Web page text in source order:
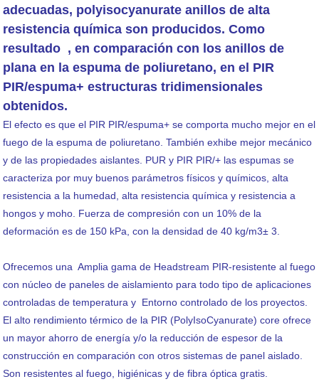
adecuadas, polyisocyanurate anillos de alta
resistencia química son producidos. Como
resultado , en comparación con los anillos de
plana en la espuma de poliuretano, en el PIR
PIR/espuma+ estructuras tridimensionales
obtenidos.
El efecto es que el PIR PIR/espuma+ se comporta mucho mejor en el
fuego de la espuma de poliuretano. También exhibe mejor mecánico
y de las propiedades aislantes. PUR y PIR PIR/+ las espumas se
caracteriza por muy buenos parámetros físicos y químicos, alta
resistencia a la humedad, alta resistencia química y resistencia a
hongos y moho. Fuerza de compresión con un 10% de la
deformación es de 150 kPa, con la densidad de 40 kg/m3± 3.
Ofrecemos una Amplia gama de Headstream PIR-resistente al fuego
con núcleo de paneles de aislamiento para todo tipo de aplicaciones
controladas de temperatura y Entorno controlado de los proyectos.
El alto rendimiento térmico de la PIR (PolyIsoCyanurate) core ofrece
un mayor ahorro de energía y/o la reducción de espesor de la
construcción en comparación con otros sistemas de panel aislado.
Son resistentes al fuego, higiénicas y de fibra óptica gratis.